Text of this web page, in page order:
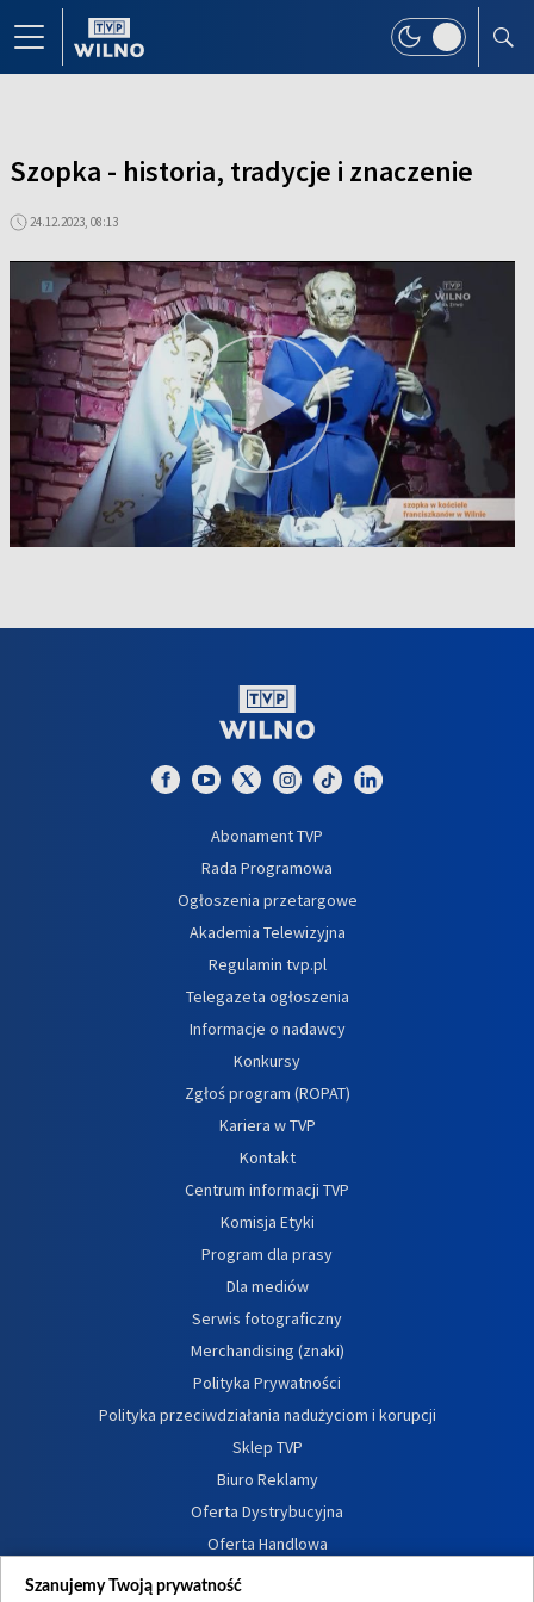
Szopka - historia, tradycje i znaczenie
24.12.2023, 08:13
Abonament TVP
Rada Programowa
Ogłoszenia przetargowe
Akademia Telewizyjna
Regulamin tvp.pl
Telegazeta ogłoszenia
Informacje o nadawcy
Konkursy
Zgłoś program (ROPAT)
Kariera w TVP
Kontakt
Centrum informacji TVP
Komisja Etyki
Program dla prasy
Dla mediów
Serwis fotograficzny
Merchandising (znaki)
Polityka Prywatności
Polityka przeciwdziałania nadużyciom i korupcji
Sklep TVP
Biuro Reklamy
Oferta Dystrybucyjna
Oferta Handlowa
Dostępność
Szanujemy Twoją prywatność